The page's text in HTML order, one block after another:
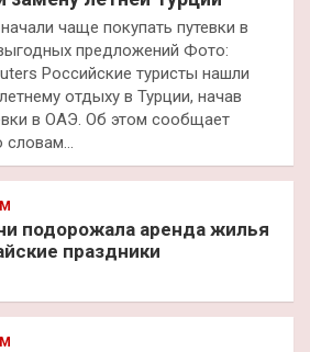
чаще покупать путевки в
предложений Фото:
Российские туристы нашли
отдыху в Турции, начав
в ОАЭ. Об этом сообщает
подорожала аренда жилья
праздники